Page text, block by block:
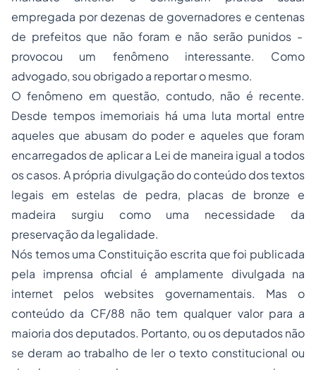
empregada por dezenas de governadores e centenas
de prefeitos que não foram e não serão punidos -
provocou um fenômeno interessante. Como
advogado, sou obrigado a reportar o mesmo.
O fenômeno em questão, contudo, não é recente.
Desde tempos imemoriais há uma luta mortal entre
aqueles que abusam do poder e aqueles que foram
encarregados de aplicar a Lei de maneira igual a todos
os casos. A própria divulgação do conteúdo dos textos
legais em estelas de pedra, placas de bronze e
madeira surgiu como uma necessidade da
preservação da legalidade.
Nós temos uma Constituição escrita que foi publicada
pela imprensa oficial é amplamente divulgada na
internet pelos websites governamentais. Mas o
conteúdo da CF/88 não tem qualquer valor para a
maioria dos deputados. Portanto, ou os deputados não
se deram ao trabalho de ler o texto constitucional ou